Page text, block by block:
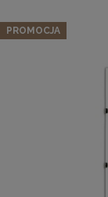
Zestaw 3 szt.
PROMOCJA